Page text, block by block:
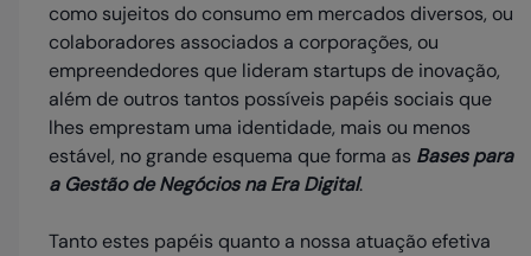
como sujeitos do consumo em mercados diversos, ou
colaboradores associados a corporações, ou
empreendedores que lideram startups de inovação,
além de outros tantos possíveis papéis sociais que
lhes emprestam uma identidade, mais ou menos
estável, no grande esquema que forma as Bases para
a Gestão de Negócios na Era Digital.
Tanto estes papéis quanto a nossa atuação efetiva